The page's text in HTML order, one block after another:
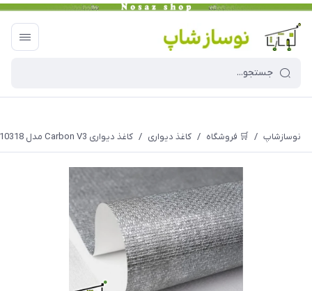
نوسازشاپ / 🛒 فروشگاه / کاغذ دیواری / کاغذ دیواری Carbon V3 مدل 10318